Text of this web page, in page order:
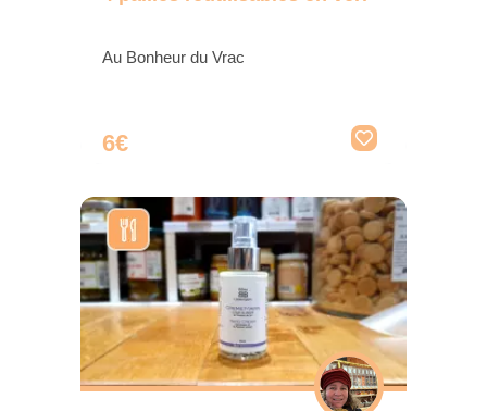
Au Bonheur du Vrac
6€